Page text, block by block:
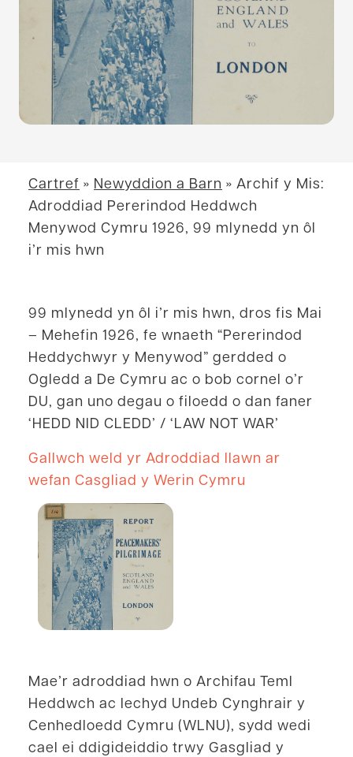
Cartref » Newyddion a Barn » Archif y Mis:
Adroddiad Pererindod Heddwch
Menywod Cymru 1926, 99 mlynedd yn ôl
i’r mis hwn
99 mlynedd yn ôl i’r mis hwn, dros fis Mai
– Mehefin 1926, fe wnaeth “Pererindod
Heddychwyr y Menywod” gerdded o
Ogledd a De Cymru ac o bob cornel o’r
DU, gan uno degau o filoedd o dan faner
‘HEDD NID CLEDD’ / ‘LAW NOT WAR’
Gallwch weld yr Adroddiad llawn ar
wefan Casgliad y Werin Cymru
Mae’r adroddiad hwn o Archifau Teml
Heddwch ac Iechyd Undeb Cynghrair y
Cenhedloedd Cymru (WLNU), sydd wedi
cael ei ddigideiddio trwy Gasgliad y